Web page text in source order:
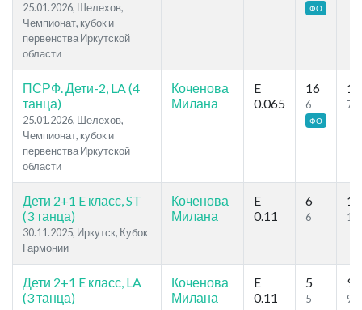
25.01.2026, Шелехов,
Чемпионат, кубок и
первенства Иркутской
области
ФО
ПСРФ. Дети-2, LA (4
танца)
25.01.2026, Шелехов,
Чемпионат, кубок и
первенства Иркутской
области
Коченова
Милана
E
0.065
16
6
ФО
17
7
Дети 2+1 E класс, ST
(3 танца)
30.11.2025, Иркутск, Кубок
Гармонии
Коченова
Милана
E
0.11
6
6
10
10
Дети 2+1 E класс, LA
(3 танца)
Коченова
Милана
E
0.11
5
5
9
9